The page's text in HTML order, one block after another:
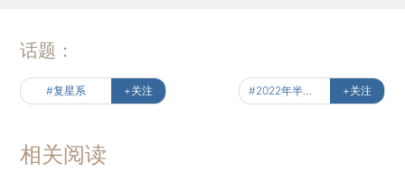
话题：
#复星系 +关注 #2022年半年报 +关注
相关阅读